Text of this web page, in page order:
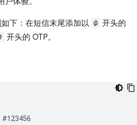
下：在短信末尾添加以 @ 开头的
开头的 OTP。